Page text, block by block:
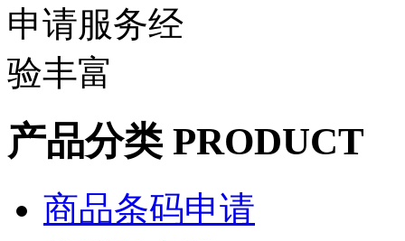
产品分类 PRODUCT
商品条码申请